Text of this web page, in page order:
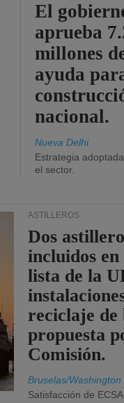
El
aprueba
millones
ayuda
nacional.
Nueva Delhi
Estrategia
el sector.
ASTILLEROS
Dos
incluidos
lista de la
reciclaje de
propuesta
Comisión.
Bruselas/Washington
Satisfacción de